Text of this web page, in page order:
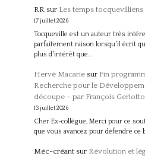
RRsur Les temps
17 juillet 2026
Tocqueville est un auteur très
parfaitement raison lorsqu'il écrit
plus d'intérêt que…
Hervé Macariesur Fin
Recherche pour le
découpe – par François Gerlotto
13 juillet 2026
Cher Ex-collègue, Merci pour ce
que vous avancez pour défendre ce
Méc-créantsur Révolution et